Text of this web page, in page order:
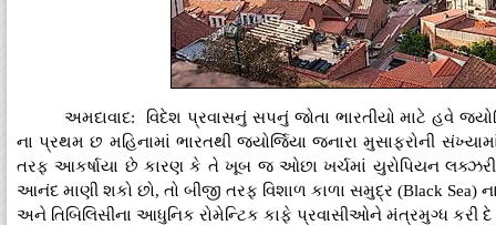
અમદાવાદ: વિદેશ પ્રવાસનું સપનું જોતા ભારતીયો માટે હવે
ના પ્રથમ છ મહિનામાં ભારતથી જ્યોર્જિયા જનારા મુસાફરોની
તરફ આકર્ષાયા છે કારણ કે તે ખૂબ જ ઓછા ખર્ચમાં યુરોપિયન
આનંદ માણી શકો છો, તો બીજી તરફ વિશાળ કાળા સમુદ્ર (Black Sea)
અને તિબિલિસીના આધુનિક રોમેન્ટિક કાફે પ્રવાસીઓને મંત્રમુગ્ધ કરી